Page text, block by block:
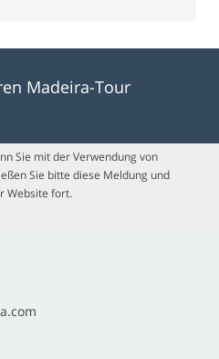
Madeira-Tour
Sie mit der Verwendung von
Sie bitte diese Meldung und
Website fort.